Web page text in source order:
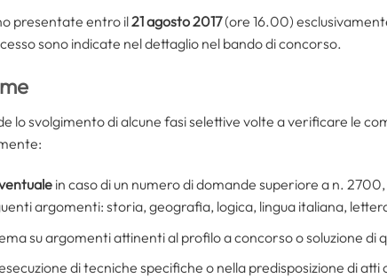
presentate entro il21 agosto 2017(ore 16.00)
sono indicate nel dettaglio nel bando di concorso.
lo svolgimento di alcune fasi selettive volte a verificare le
in caso di un numero di domande superiore a n.
argomenti: storia, geografia, logica, lingua italiana,
su argomenti attinenti al profilo a concorso o soluzione di
di tecniche specifiche o nella predisposizione di